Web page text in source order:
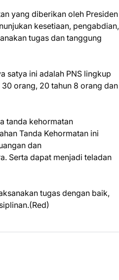
yang diberikan oleh Presiden
kesetiaan, pengabdian,
tugas dan tanggung
satya ini adalah PNS lingkup
orang, 20 tahun 8 orang dan
tanda kehormatan
Tanda Kehormatan ini
dan
Serta dapat menjadi teladan
tugas dengan baik,